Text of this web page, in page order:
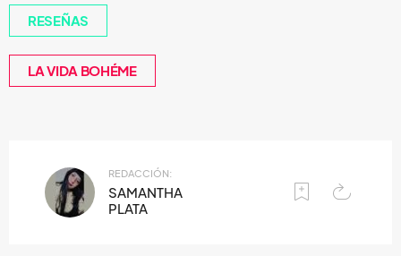
RESEÑAS
LA VIDA BOHÉME
REDACCIÓN:
SAMANTHA
PLATA